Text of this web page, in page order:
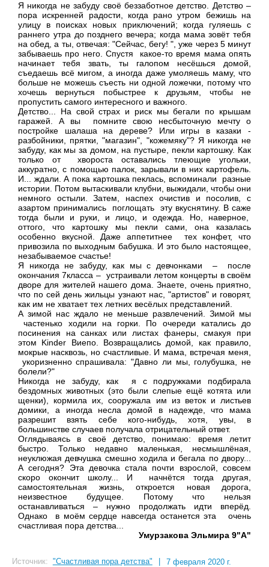
Я никогда не забуду своё беззаботное детство. Детство –
пора искренней радости, когда рано утром бежишь на
улицу в поисках новых приключений; когда гуляешь с
раннего утра до позднего вечера; когда мама зовёт тебя
на обед, а ты, отвечая: "Сейчас, бегу! ", уже через 5 минут
забываешь про него. Спустя какое-то время мама опять
начинает тебя звать, ты галопом несёшься домой,
съедаешь всё мигом, а иногда даже умоляешь маму, что
больше не можешь съесть ни одной ложечки, потому что
хочешь вернуться побыстрее к друзьям, чтобы не
пропустить самого интересного и важного.
Детство... На свой страх и риск мы бегали по крышам
гаражей. А вы помните свою несбыточную мечту о
постройке шалаша на дереве? Или игры в казаки -
разбойники, прятки, "магазин", "кожемяку"? Я никогда не
забуду, как мы за домом, на пустыре, пекли картошку. Как
только от хвороста оставались тлеющие угольки,
аккуратно, с помощью палок, зарывали в них картофель.
И... ждали. А пока картошка пеклась, вспоминали разные
истории. Потом вытаскивали клубни, выжидали, чтобы они
немного остыли. Затем, наспех очистив и посолив, с
азартом принимались поглощать эту вкуснятину. В саже
тогда были и руки, и лицо, и одежда. Но, наверное,
оттого, что картошку мы пекли сами, она казалась
особенно вкусной. Даже аппетитнее тех конфет, что
привозила по выходным бабушка. И это было настоящее,
незабываемое счастье!
Я никогда не забуду, как мы с девчонками – после
окончания 7класса – устраивали летом концерты в своём
дворе для жителей нашего дома. Знаете, очень приятно,
что по сей день жильцы узнают нас, "артистов" и говорят,
как им не хватает тех летних весёлых представлений.
А зимой нас ждало не меньше развлечений. Зимой мы
частенько ходили на горки. По очереди катались до
посинения на санках или листах фанеры, смакуя при
этом Kinder Виепо. Возвращались домой, как правило,
мокрые насквозь, но счастливые. И мама, встречая меня,
укоризненно спрашивала: "Давно ли мы, голубушка, не
болели?"
Никогда не забуду, как я с подружками подбирала
бездомных животных (это были слепые ещё котята или
щенки), кормила их, сооружала им из веток и листьев
домики, а иногда несла домой в надежде, что мама
разрешит взять себе кого-нибудь, хотя, увы, в
большинстве случаев получала отрицательный ответ.
Оглядываясь в своё детство, понимаю: время летит
быстро. Только недавно маленькая, несмышлёная,
неуклюжая девчушка смешно ходила и бегала по двору...
А сегодня? Эта девочка стала почти взрослой, совсем
скоро окончит школу... И начнётся тогда другая,
самостоятельная жизнь, откроется новая дорога,
неизвестное будущее. Потому что нельзя
останавливаться – нужно продолжать идти вперёд.
Однако в моём сердце навсегда останется эта очень
счастливая пора детства...
Умурзакова Эльмира 9"А"
Источник: "Счастливая пора детства" | 7 февраля 2020 г.